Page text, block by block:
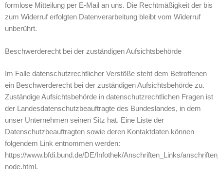
formlose Mitteilung per E-Mail an uns. Die Rechtmäßigkeit der bis
zum Widerruf erfolgten Datenverarbeitung bleibt vom Widerruf
unberührt.
Beschwerderecht bei der zuständigen Aufsichtsbehörde
Im Falle datenschutzrechtlicher Verstöße steht dem Betroffenen
ein Beschwerderecht bei der zuständigen Aufsichtsbehörde zu.
Zuständige Aufsichtsbehörde in datenschutzrechtlichen Fragen ist
der Landesdatenschutzbeauftragte des Bundeslandes, in dem
unser Unternehmen seinen Sitz hat. Eine Liste der
Datenschutzbeauftragten sowie deren Kontaktdaten können
folgendem Link entnommen werden:
https://www.bfdi.bund.de/DE/Infothek/Anschriften_Links/
node.html.